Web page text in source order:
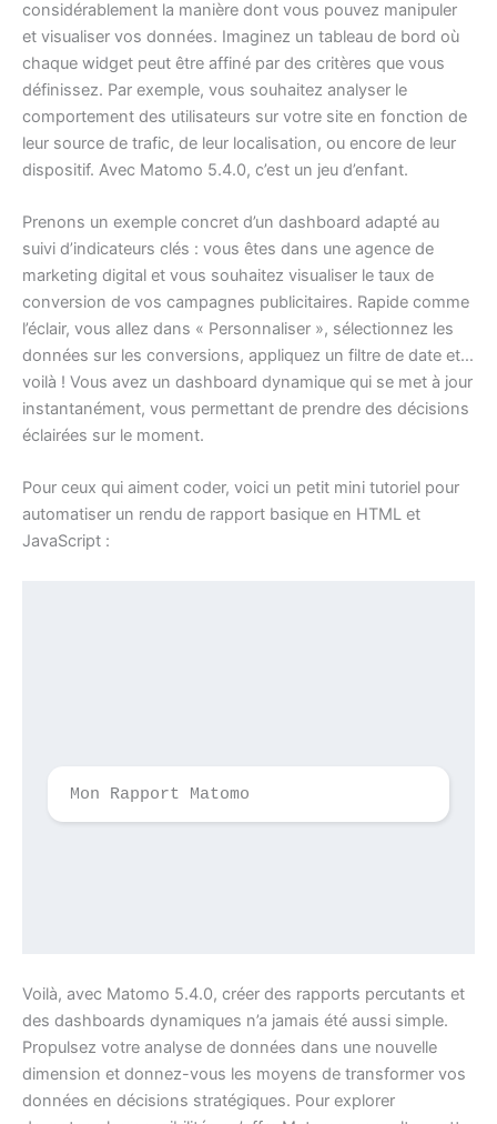
considérablement la manière dont vous pouvez manipuler
et visualiser vos données. Imaginez un tableau de bord où
chaque widget peut être affiné par des critères que vous
définissez. Par exemple, vous souhaitez analyser le
comportement des utilisateurs sur votre site en fonction de
leur source de trafic, de leur localisation, ou encore de leur
dispositif. Avec Matomo 5.4.0, c’est un jeu d’enfant.
Prenons un exemple concret d’un dashboard adapté au
suivi d’indicateurs clés : vous êtes dans une agence de
marketing digital et vous souhaitez visualiser le taux de
conversion de vos campagnes publicitaires. Rapide comme
l’éclair, vous allez dans « Personnaliser », sélectionnez les
données sur les conversions, appliquez un filtre de date et…
voilà ! Vous avez un dashboard dynamique qui se met à jour
instantanément, vous permettant de prendre des décisions
éclairées sur le moment.
Pour ceux qui aiment coder, voici un petit mini tutoriel pour
automatiser un rendu de rapport basique en HTML et
JavaScript :
Mon Rapport Matomo
Voilà, avec Matomo 5.4.0, créer des rapports percutants et
des dashboards dynamiques n’a jamais été aussi simple.
Propulsez votre analyse de données dans une nouvelle
dimension et donnez-vous les moyens de transformer vos
données en décisions stratégiques. Pour explorer